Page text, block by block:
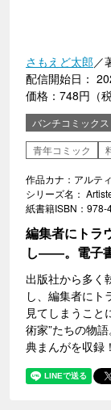
さもえど太郎／
配信開始日：
価格：748円（税
バンチコミックス
青年コミック
作品カナ：アルテ
シリーズ名：
紙書籍ISBN：978-
編集者にトラ
し――。電子
出版社から多く
し、編集者にト
見てしまうこ
術家”たちの物
典まんがを収録！